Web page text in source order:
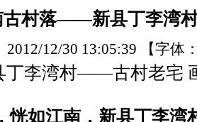
古村落——新县丁李湾
2012/12/30 13:05:39 【字体
丁李湾村——古村老宅
恍如江南，新县丁李